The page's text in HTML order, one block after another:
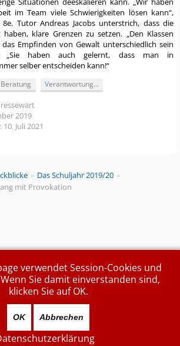
im Team viele Schwierigkeiten lösen kann“,
Tutor Andreas Jacobs unterstrich, dass die
klare Grenzen zu setzen. „Den Klassen
Empfinden von Gewalt unterschiedlich sein
„Sie haben auch gelernt, dass man in
selber entscheiden kann!“
Beratung Verantwortung...
2019
Juli 2021
» Das Schuljahr 2019/20 »
mit Provokation
verwendet Session-Cookies und
Sie damit einverstanden sind,
klicken Sie auf OK.
OK Abbrechen